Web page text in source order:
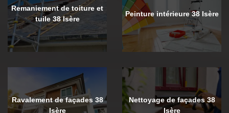
Remaniement de toiture et
tuile 38 Isère
Peinture intérieure 38 Isère
Ravalement de façades 38
Isère
Nettoyage de façades 38
Isère